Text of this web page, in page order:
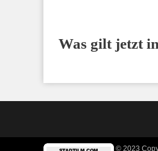
Was gilt jetzt
© 2023